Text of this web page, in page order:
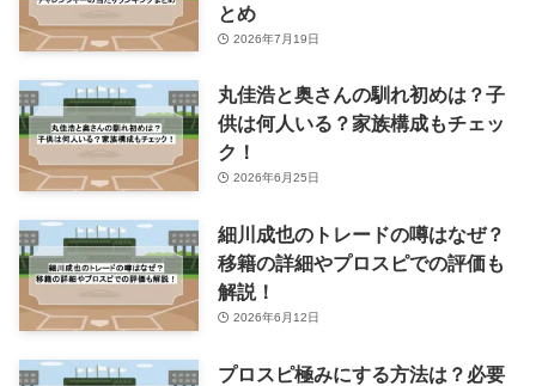
とめ
2026年7月19日
丸佳浩と奥さんの馴れ初めは？子
供は何人いる？家族構成もチェッ
ク！
2026年6月25日
細川成也のトレードの噂はなぜ？
移籍の詳細やプロスピでの評価も
解説！
2026年6月12日
プロスピ極みにする方法は？必要